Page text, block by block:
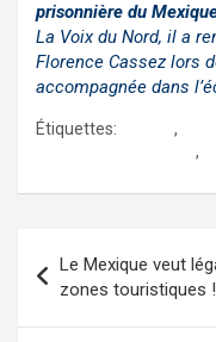
prisonnière du
La Voix du Nord, il a
Florence Cassez lors
accompagnée dans
Étiquettes: ,
,
de
l’article
Le Mexique veut
zones touristiques